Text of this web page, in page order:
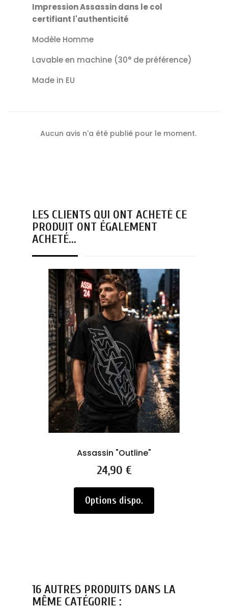
Impression Assassin dans le col
certifiant l'authenticité
Modèle Homme
Lavable en machine (30° de préférence)
Made in EU
Aucun avis n'a été publié pour le moment.
LES CLIENTS QUI ONT ACHETÉ CE
PRODUIT ONT ÉGALEMENT
ACHETÉ...
Assassin "Outline"
Prix
24,90 €
Options dispo.
16 AUTRES PRODUITS DANS LA
MÊME CATÉGORIE :